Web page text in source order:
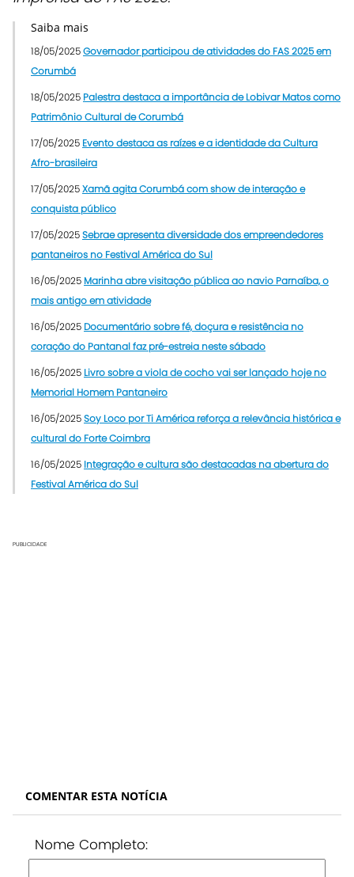
Saiba mais
18/05/2025Governador participou de atividades do FAS 2025 em
Corumbá
18/05/2025 Palestra destaca a importância de Lobivar Matos como
Patrimônio Cultural de Corumbá
17/05/2025 Evento destaca as raízes e a identidade da Cultura
Afro-brasileira
17/05/2025Xamã agita Corumbá com show de interação e
conquista público
17/05/2025Sebrae apresenta diversidade dos empreendedores
pantaneiros no Festival América do Sul
16/05/2025 Marinha abre visitação pública ao navio Parnaíba, o
mais antigo em atividade
16/05/2025 Documentário sobre fé, doçura e resistência no
coração do Pantanal faz pré-estreia neste sábado
16/05/2025 Livro sobre a viola de cocho vai ser lançado hoje no
Memorial Homem Pantaneiro
16/05/2025Soy Loco por Ti América reforça a relevância histórica e
cultural do Forte Coimbra
16/05/2025 Integração e cultura são destacadas na abertura do
Festival América do Sul
PUBLICIDADE
COMENTAR ESTA NOTÍCIA
Nome Completo: